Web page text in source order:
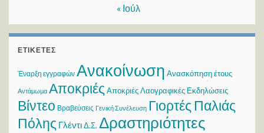
« Ιούλ
ΕΤΙΚΈΤΕΣ
Έναρξη εγγραφών Ανακοίνωση Ανασκόπηση έτους
Αντάμωμα Αποκριές Αποκριές Λαογραφικές Εκδηλώσεις
Βίντεο Βραβεύσεις Γενική Συνέλευση Γιορτές Παλιάς
Πόλης ΓλέντιΔ.Σ.Δραστηριότητες